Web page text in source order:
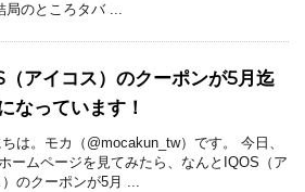
局のところタバ ...
（アイコス）のクーポンが5月迄
なっています！
は。モカ（@mocakun_tw）です。 今日、
ームページを見てみたら、なんとIQOS（ア
のクーポンが5月 ...